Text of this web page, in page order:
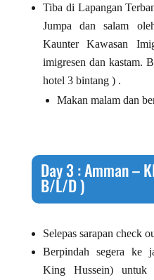
Tiba di Lapangan
Jumpa dan salam
Kaunter Kawasan
imigresen dan kastam.
hotel 3 bintang ) .
Makan malam dan
Day 3 : Amman –
B/L/D )
Selepas sarapan check
Berpindah segera ke
King Hussein) untuk